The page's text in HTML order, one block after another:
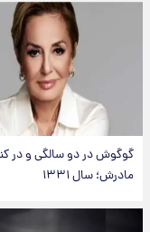
گوگوش در دو سالگی و در
مادرش؛ سال ۱۳۳۱